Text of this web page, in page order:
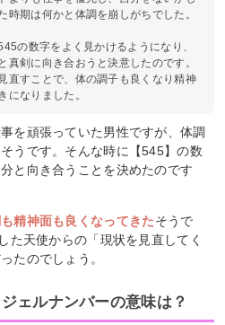
時期は何かと体調を崩しがちでした。
の数字をよく見かけるようになり、
真剣に向き合おうと決意したのです。
直すことで、体の調子も良くなり精神
になりました。
を頑張っていた男性ですが、体調
うです。そんな時に【545】の数
と向き合うことを決めたのです
精神面も良くなってきたそうで
た天使からの「現状を見直してく
たのでしょう。
ェルナンバーの意味は？